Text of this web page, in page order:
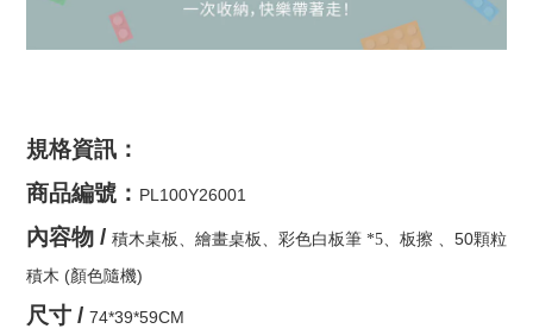
規格資訊 ：
商品編號： PL100Y26001
內容物 / 積木桌板、繪畫桌板、彩色白板筆 *5、板擦 、 50顆粒
積木 (顏色隨機)
尺寸 / 74*39*59CM